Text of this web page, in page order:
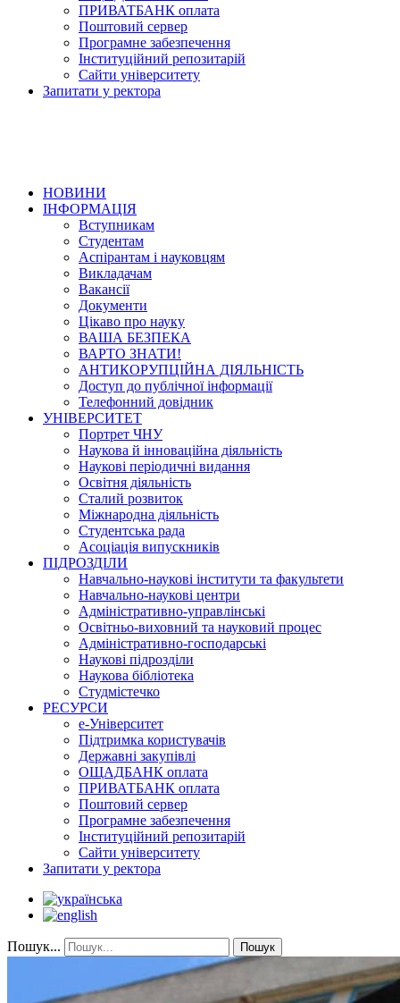
ПРИВАТБАНК оплата
Поштовий сервер
Програмне забезпечення
Інституційний репозитарій
Сайти університету
Запитати у ректора
НОВИНИ
ІНФОРМАЦІЯ
Вступникам
Студентам
Аспірантам і науковцям
Викладачам
Вакансії
Документи
Цікаво про науку
ВАША БЕЗПЕКА
ВАРТО ЗНАТИ!
АНТИКОРУПЦІЙНА ДІЯЛЬНІСТЬ
Доступ до публічної інформації
Телефонний довідник
УНІВЕРСИТЕТ
Портрет ЧНУ
Наукова й інноваційна діяльність
Наукові періодичні видання
Освітня діяльність
Сталий розвиток
Міжнародна діяльність
Студентська рада
Асоціація випускників
ПІДРОЗДІЛИ
Навчально-наукові інститути та факультети
Навчально-наукові центри
Адміністративно-управлінські
Освітньо-виховний та науковий процес
Адміністративно-господарські
Наукові підрозділи
Наукова бібліотека
Студмістечко
РЕСУРСИ
е-Університет
Підтримка користувачів
Державні закупівлі
ОЩАДБАНК оплата
ПРИВАТБАНК оплата
Поштовий сервер
Програмне забезпечення
Інституційний репозитарій
Сайти університету
Запитати у ректора
Пошук... Пошук